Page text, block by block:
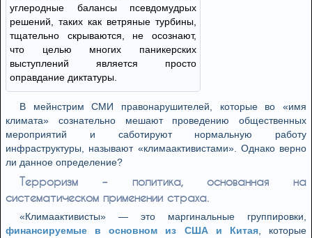
углеродные балансы псевдомудрых
решений, таких как ветряные турбины,
тщательно скрываются, не осознают,
что целью многих паникерских
выступлений является просто
оправдание диктатуры.
В мейнстрим СМИ правонарушителей, которые во «имя
климата» сознательно мешают проведению общественных
мероприятий и саботируют нормальную работу
инфраструктуры, называют «климаактивистами». Однако верно
ли данное определение?
Терроризм – политика, основанная на
систематическом применении страха.
«Климаактивисты» — это маргинальные группировки,
финансируемые в основном из США и Китая, которые